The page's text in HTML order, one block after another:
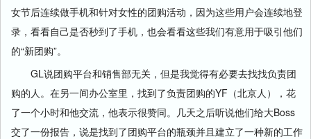
女节后连续做手机和针对女性的团购活动，因为这些用户会连续地登
录，看看自己是否秒到了手机，也会看看这些我们有意用于吸引他们
的“新团购”。
GL说团购平台和销售部无关，但是我觉得有必要去找找负责团
购的人。在另一间办公室里，找到了负责团购的YF（北京人），花
了一个小时和他交流，他表示很赞同。几天之后听说他们给大Boss
交了一份报告，说是找到了团购平台的瓶颈并且建立了一种新的工作